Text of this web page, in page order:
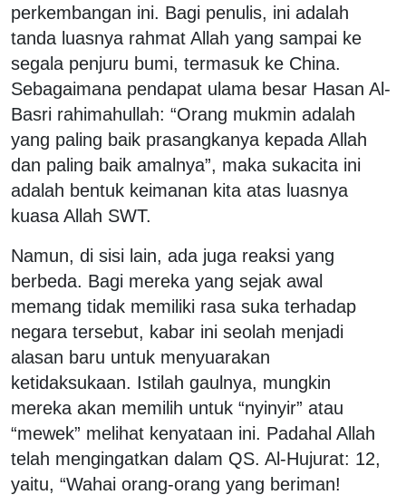
perkembangan ini. Bagi penulis, ini adalah
tanda luasnya rahmat Allah yang sampai ke
segala penjuru bumi, termasuk ke China.
Sebagaimana pendapat ulama besar Hasan Al-
Basri rahimahullah: “Orang mukmin adalah
yang paling baik prasangkanya kepada Allah
dan paling baik amalnya”, maka sukacita ini
adalah bentuk keimanan kita atas luasnya
kuasa Allah SWT.
Namun, di sisi lain, ada juga reaksi yang
berbeda. Bagi mereka yang sejak awal
memang tidak memiliki rasa suka terhadap
negara tersebut, kabar ini seolah menjadi
alasan baru untuk menyuarakan
ketidaksukaan. Istilah gaulnya, mungkin
mereka akan memilih untuk “nyinyir” atau
“mewek” melihat kenyataan ini. Padahal Allah
telah mengingatkan dalam QS. Al-Hujurat: 12,
yaitu, “Wahai orang-orang yang beriman!